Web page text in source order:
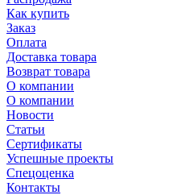
Как купить
Заказ
Оплата
Доставка товара
Возврат товара
О компании
О компании
Новости
Статьи
Сертификаты
Успешные проекты
Спецоценка
Контакты